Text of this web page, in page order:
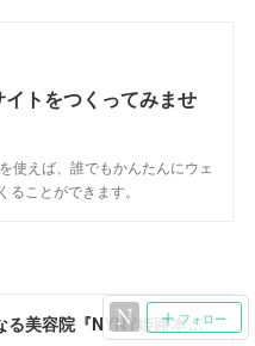
イトをつくってみませ
使えば、誰でもかんたんにウェ
ることができます。
カラーが好きになる美容院『NYNY姫路本店』ブログ
フォロー